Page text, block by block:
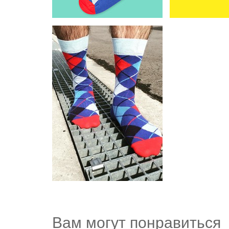
Вам могут понравиться